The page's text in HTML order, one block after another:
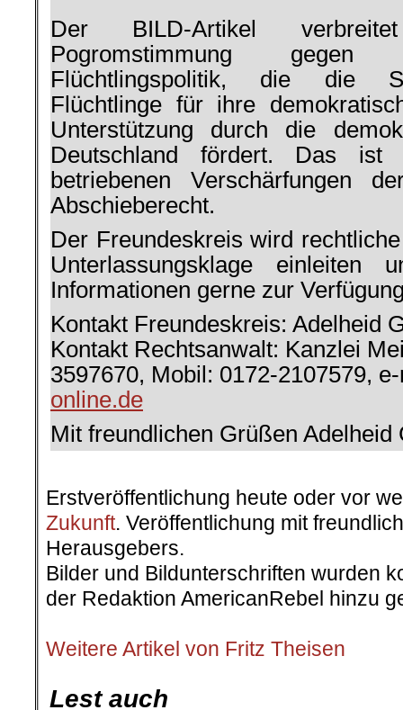
Der BILD-Artikel
Pogromstimmung gegen
Flüchtlingspolitik, die die
Flüchtlinge für ihre
Unterstützung durch die
Deutschland fördert. Das
betriebenen Verschärfungen
Abschieberecht.
Der Freundeskreis wird
Unterlassungsklage
Informationen gerne zur
Kontakt Freundeskreis: Adelheid
Kontakt Rechtsanwalt: Kanzlei
3597670, Mobil: 0172-2107579,
online.de
Mit freundlichen Grüßen Adelheid
Erstveröffentlichung heute oder vor
Zukunft. Veröffentlichung mit
Herausgebers.
Bilder und Bildunterschriften wurden
der Redaktion AmericanRebel hinzu
Weitere Artikel von Fritz Theisen
Lest auch